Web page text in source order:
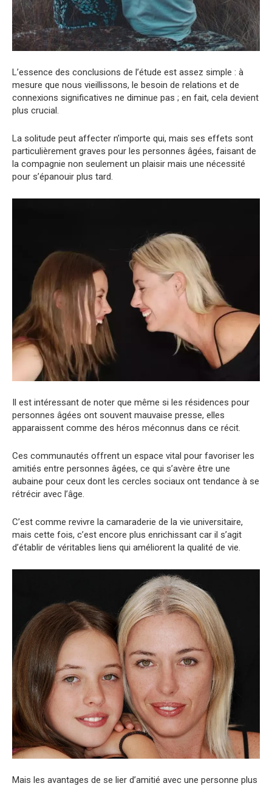
L’essence des conclusions de l’étude est assez simple : à
mesure que nous vieillissons, le besoin de relations et de
connexions significatives ne diminue pas ; en fait, cela devient
plus crucial.
La solitude peut affecter n’importe qui, mais ses effets sont
particulièrement graves pour les personnes âgées, faisant de
la compagnie non seulement un plaisir mais une nécessité
pour s’épanouir plus tard.
Il est intéressant de noter que même si les résidences pour
personnes âgées ont souvent mauvaise presse, elles
apparaissent comme des héros méconnus dans ce récit.
Ces communautés offrent un espace vital pour favoriser les
amitiés entre personnes âgées, ce qui s’avère être une
aubaine pour ceux dont les cercles sociaux ont tendance à se
rétrécir avec l’âge.
C’est comme revivre la camaraderie de la vie universitaire,
mais cette fois, c’est encore plus enrichissant car il s’agit
d’établir de véritables liens qui améliorent la qualité de vie.
Mais les avantages de se lier d’amitié avec une personne plus